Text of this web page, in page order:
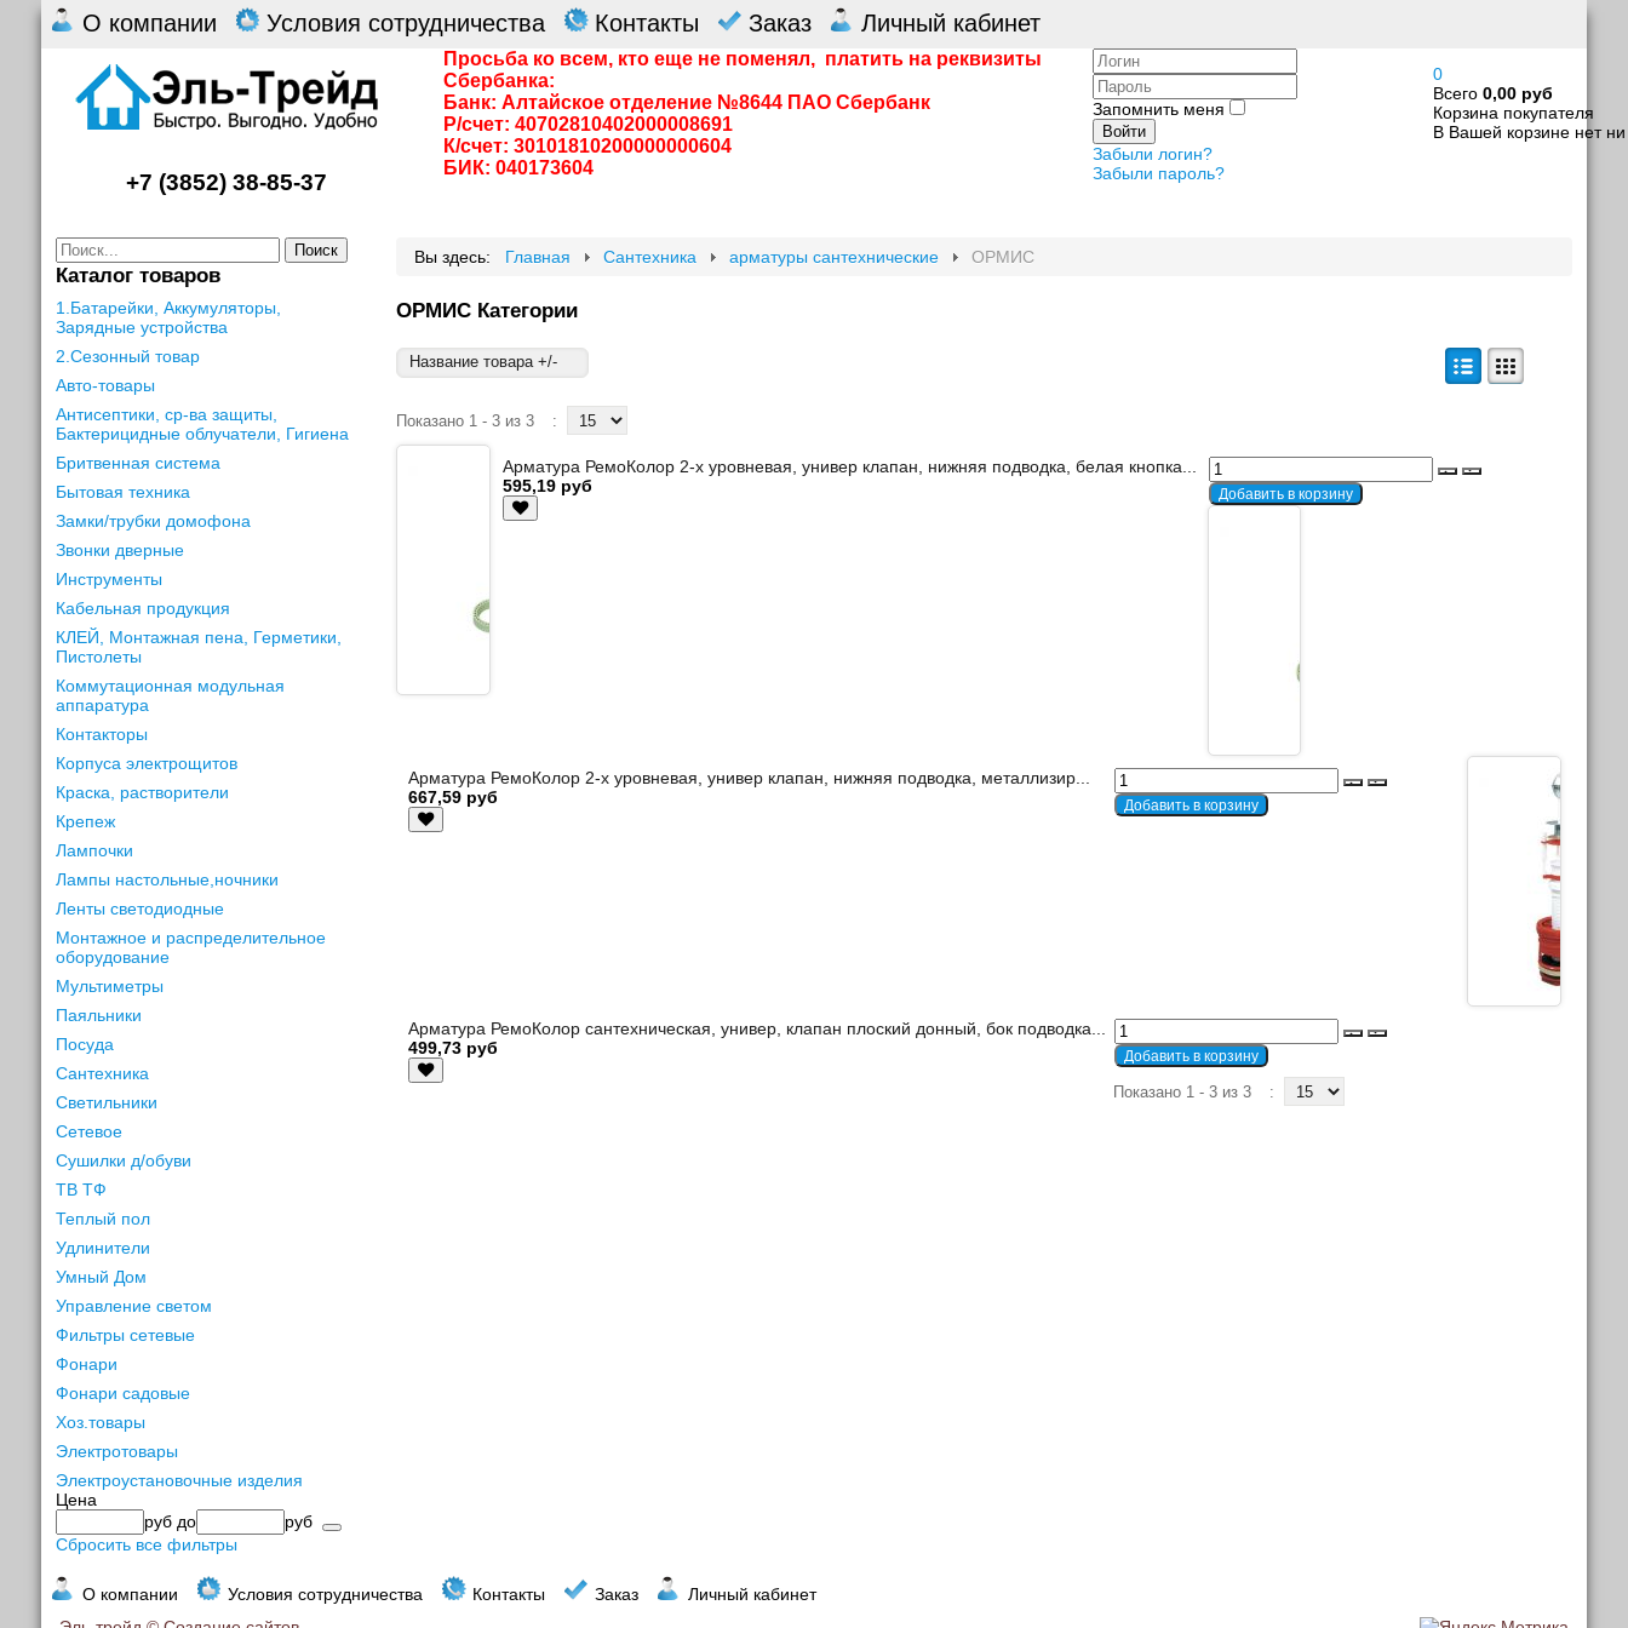
О компании Условия сотрудничества Контакты Заказ Личный кабинет
0
Всего 0,00 руб
Корзина покупателя
В Вашей корзине нет ни
Логин
Пароль
Запомнить меня
Войти
Забыли логин?
Забыли пароль?
Просьба ко всем, кто еще не поменял, платить на реквизиты
Сбербанка:
Банк: Алтайское отделение №8644 ПАО Сбербанк
Р/счет: 40702810402000008691
К/счет: 30101810200000000604
БИК: 040173604
+7 (3852) 38-85-37
Поиск
Каталог товаров
1.Батарейки, Аккумуляторы,
Зарядные устройства
2.Сезонный товар
Авто-товары
Антисептики, ср-ва защиты,
Бактерицидные облучатели, Гигиена
Бритвенная система
Бытовая техника
Замки/трубки домофона
Звонки дверные
Инструменты
Кабельная продукция
КЛЕЙ, Монтажная пена, Герметики,
Пистолеты
Коммутационная модульная
аппаратура
Контакторы
Корпуса электрощитов
Краска, растворители
Крепеж
Лампочки
Лампы настольные,ночники
Ленты светодиодные
Монтажное и распределительное
оборудование
Мультиметры
Паяльники
Посуда
Сантехника
Светильники
Сетевое
Сушилки д/обуви
ТВ ТФ
Теплый пол
Удлинители
Умный Дом
Управление светом
Фильтры сетевые
Фонари
Фонари садовые
Хоз.товары
Электротовары
Электроустановочные изделия
Цена
руб до
руб
Сбросить все фильтры
Вы здесь: Главная Сантехника арматуры сантехнические ОРМИС
ОРМИС Категории
Название товара +/-
Показано 1 - 3 из 3 :
Арматура РемоКолор 2-х уровневая, универ клапан, нижняя подводка, белая кнопка...
595,19 руб
Арматура РемоКолор 2-х уровневая, универ клапан, нижняя подводка, металлизир...
667,59 руб
Арматура РемоКолор сантехническая, универ, клапан плоский донный, бок подводка...
499,73 руб
Показано 1 - 3 из 3 :
О компании Условия сотрудничества Контакты Заказ
Личный кабинет